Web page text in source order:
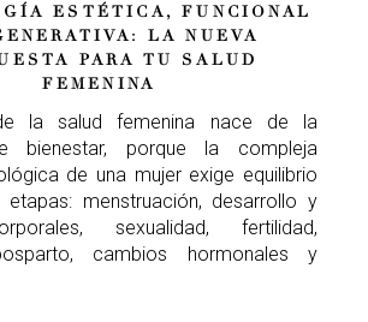
ESTÉTICA, FUNCIONAL
LA NUEVA
PARA TU SALUD
FEMENINA
la salud femenina nace de la
bienestar, porque la compleja
de una mujer exige equilibrio
menstruación, desarrollo y
sexualidad, fertilidad,
cambios hormonales y